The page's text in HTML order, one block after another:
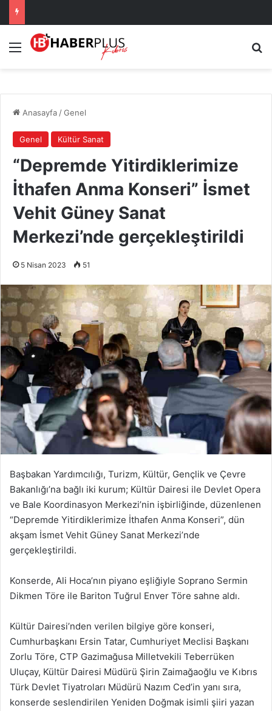
Menü
Anasayfa/Genel
Genel Kültür Sanat
“Depremde Yitirdiklerimize
İthafen Anma Konseri” İsmet
Vehit Güney Sanat
Merkezi’nde gerçekleştirildi
5 Nisan 2023 51
Başbakan Yardımcılığı, Turizm, Kültür, Gençlik ve Çevre
Bakanlığı’na bağlı iki kurum; Kültür Dairesi ile Devlet Opera
ve Bale Koordinasyon Merkezi’nin işbirliğinde, düzenlenen
“Depremde Yitirdiklerimize İthafen Anma Konseri”, dün
akşam İsmet Vehit Güney Sanat Merkezi’nde
gerçekleştirildi.
Konserde, Ali Hoca’nın piyano eşliğiyle Soprano Sermin
Dikmen Töre ile Bariton Tuğrul Enver Töre sahne aldı.
Kültür Dairesi’nden verilen bilgiye göre konseri,
Cumhurbaşkanı Ersin Tatar, Cumhuriyet Meclisi Başkanı
Zorlu Töre, CTP Gazimağusa Milletvekili Teberrüken
Uluçay, Kültür Dairesi Müdürü Şirin Zaimağaoğlu ve Kıbrıs
Türk Devlet Tiyatroları Müdürü Nazım Ced’in yanı sıra,
konserde seslendirilen Yeniden Doğmak isimli şiiri yazan